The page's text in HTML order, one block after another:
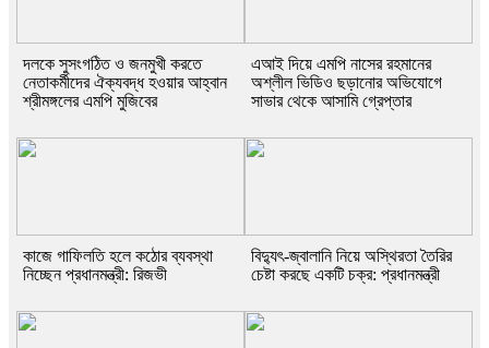
দলকে সুসংগঠিত ও জনমুখী করতে
নেতাকর্মীদের ঐক্যবদ্ধ হওয়ার আহ্বান
শ্রীমঙ্গলের এমপি মুজিবের
এআই দিয়ে এমপি নাসের রহমানের
অশ্লীল ভিডিও ছড়ানোর অভিযোগে
সাভার থেকে আসামি গ্রেপ্তার
কাজে গাফিলতি হলে কঠোর ব্যবস্থা
নিচ্ছেন প্রধানমন্ত্রী: রিজভী
বিদ্যুৎ-জ্বালানি নিয়ে অস্থিরতা তৈরির
চেষ্টা করছে একটি চক্র: প্রধানমন্ত্রী